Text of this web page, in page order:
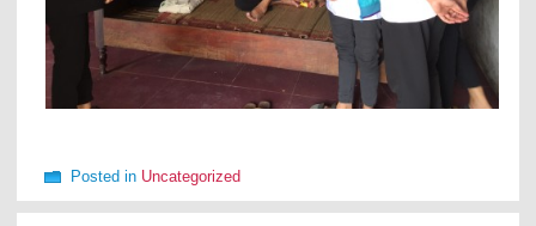
Posted in Uncategorized